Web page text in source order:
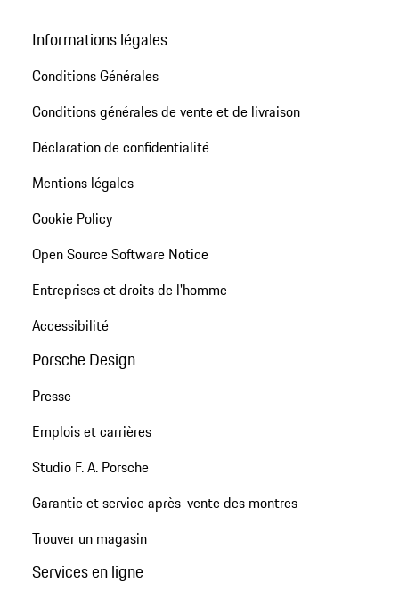
Informations légales
Conditions Générales
Conditions générales de vente et de livraison
Déclaration de confidentialité
Mentions légales
Cookie Policy
Open Source Software Notice
Entreprises et droits de l'homme
Accessibilité
Porsche Design
Presse
Emplois et carrières
Studio F. A. Porsche
Garantie et service après-vente des montres
Trouver un magasin
Services en ligne